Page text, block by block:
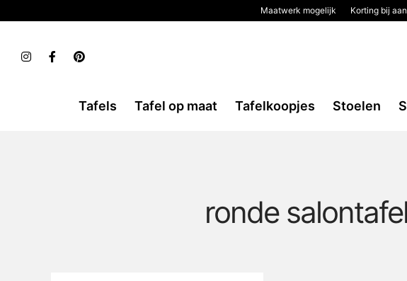
Maatwerk mogelijk Korting bij
Tafels Tafel op maat Tafelkoopjes Stoelen
ronde